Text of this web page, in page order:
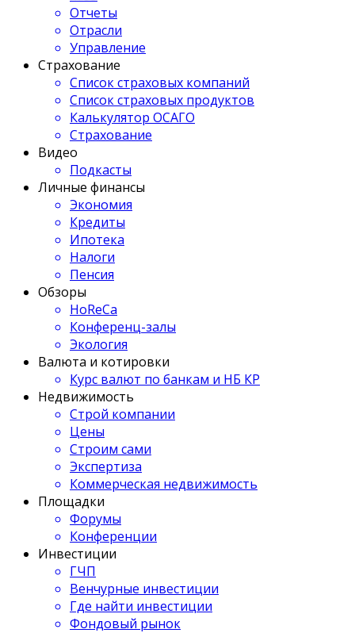
Отчеты
Отрасли
Управление
Страхование
Список страховых компаний
Список страховых продуктов
Калькулятор ОСАГО
Страхование
Видео
Подкасты
Личные финансы
Экономия
Кредиты
Ипотека
Налоги
Пенсия
Обзоры
HoReCa
Конференц-залы
Экология
Валюта и котировки
Курс валют по банкам и НБ КР
Недвижимость
Строй компании
Цены
Строим сами
Экспертиза
Коммерческая недвижимость
Площадки
Форумы
Конференции
Инвестиции
ГЧП
Венчурные инвестиции
Где найти инвестиции
Фондовый рынок